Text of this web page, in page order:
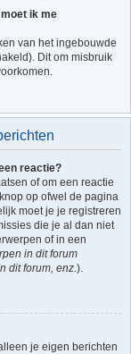
ik me
van het ingebouwde
Dit om misbruik
reactie?
of om een reactie
op ofwel de pagina
moet je je registreren
die je al dan niet
of in een
in dit forum
dit forum, enz.).
je eigen berichten